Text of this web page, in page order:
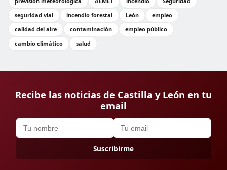
seguridad vial
incendio forestal León
empleo
calidad del aire
contaminación
empleo público
cambio climático
salud
Recibe las noticias de Castilla y León en tu
email
Suscribirme